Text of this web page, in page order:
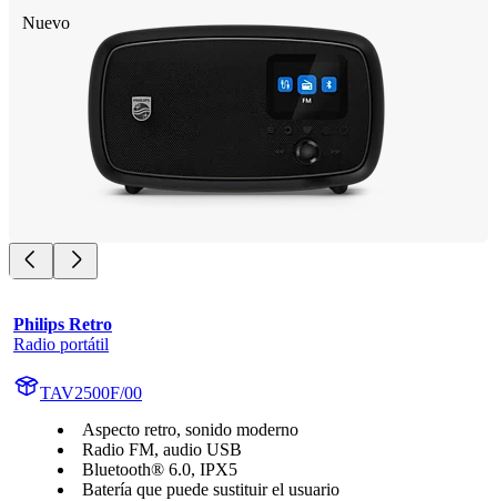
Nuevo
Philips Retro
Radio portátil
TAV2500F/00
Aspecto retro, sonido moderno
Radio FM, audio USB
Bluetooth® 6.0, IPX5
Batería que puede sustituir el usuario